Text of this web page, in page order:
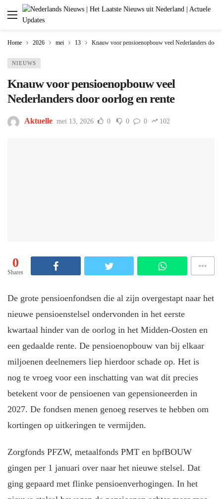
Home 2026 mei 13 Knauw voor pensioenopbouw veel Nederlanders door
NIEUWS
Knauw voor pensioenopbouw veel
Nederlanders door oorlog en rente
Aktuelle mei 13, 2026 0 0 0 102
0
Shares
De grote pensioenfondsen die al zijn overgestapt naar het
nieuwe pensioenstelsel ondervonden in het eerste
kwartaal hinder van de oorlog in het Midden-Oosten en
een gedaalde rente. De pensioenopbouw van bij elkaar
miljoenen deelnemers liep hierdoor schade op. Het is
nog te vroeg voor een inschatting van wat dit precies
betekent voor de pensioenen van gepensioneerden in
2027. De fondsen menen genoeg reserves te hebben om
kortingen op uitkeringen te vermijden.
Zorgfonds PFZW, metaalfonds PMT en bpfBOUW
gingen per 1 januari over naar het nieuwe stelsel. Dat
ging gepaard met flinke pensioenverhogingen. In het